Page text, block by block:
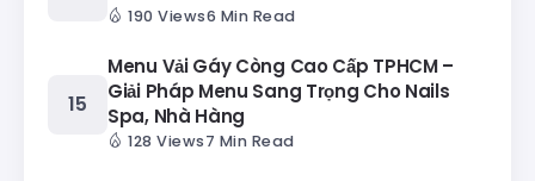
190 Views6 Min Read
Menu Vải Gáy Còng Cao Cấp TPHCM –
Giải Pháp Menu Sang Trọng Cho Nails
Spa, Nhà Hàng
128 Views7 Min Read